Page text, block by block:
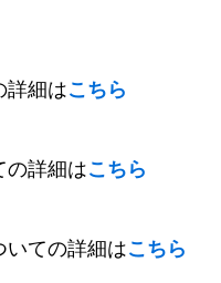
詳細はこちら
の詳細はこちら
ての詳細はこちら